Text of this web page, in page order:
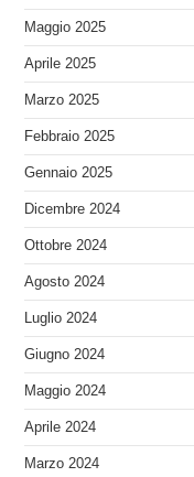
Maggio 2025
Aprile 2025
Marzo 2025
Febbraio 2025
Gennaio 2025
Dicembre 2024
Ottobre 2024
Agosto 2024
Luglio 2024
Giugno 2024
Maggio 2024
Aprile 2024
Marzo 2024